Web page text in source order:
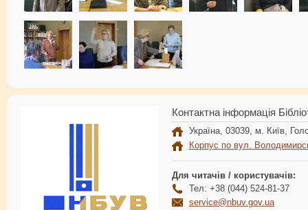
Контактна інформація
Україна, 03039, м. Київ,
Корпус по вул.
Для читачів / користувачів:
Тел: +38 (044) 524-81-37
service@nbuv.gov.ua